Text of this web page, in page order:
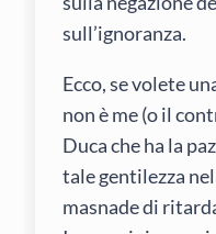
sull’ignoranza.
Ecco, se volete
non è me (o il
Duca che ha la
tale gentilezza
masnade di